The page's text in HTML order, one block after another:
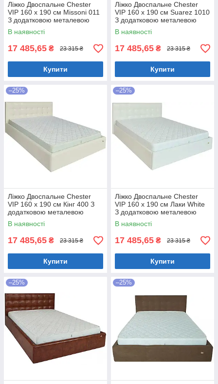
Ліжко Двоспальне Chester
VIP 160 х 190 см Missoni 011
З додатковою металевою
цільнозварною рамою
Темно-коричневий
В наявності
17 485,65 ₴ 23 315 ₴
Купити
Ліжко Двоспальне Chester
VIP 160 х 190 см Suarez 1010
З додатковою металевою
цільнозварною рамою
Коричневий
В наявності
17 485,65 ₴ 23 315 ₴
Купити
–25%
Ліжко Двоспальне Chester
VIP 160 х 190 см Кінг 400 З
додатковою металевою
цільнозварною рамою C1
Білий
В наявності
17 485,65 ₴ 23 315 ₴
Купити
–25%
Ліжко Двоспальне Chester
VIP 160 х 190 см Лаки White
З додатковою металевою
цільнозварною рамою Білий
В наявності
17 485,65 ₴ 23 315 ₴
Купити
–25% –25%